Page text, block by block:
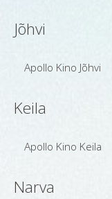
Jõhvi
Apollo Kino Jõhvi
Keila
Apollo Kino Keila
Narva